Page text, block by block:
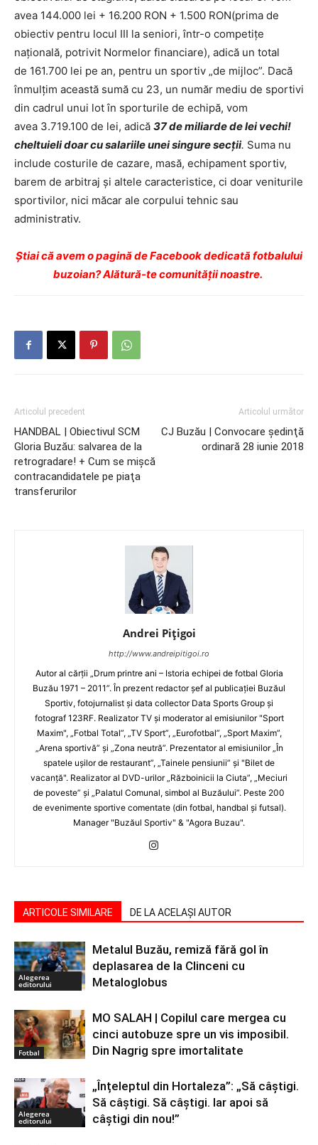
avea 144.000 lei + 16.200 RON + 1.500 RON(prima de
obiectiv pentru locul III la seniori, într-o competiţe
naţională, potrivit Normelor financiare), adică un total
de 161.700 lei pe an, pentru un sportiv „de mijloc”. Dacă
înmulţim această sumă cu 23, un număr mediu de sportivi
din cadrul unui lot în sporturile de echipă, vom
avea 3.719.100 de lei, adică 37 de miliarde de lei vechi!
cheltuieli doar cu salariile unei singure secţii. Suma nu
include costurile de cazare, masă, echipament sportiv,
barem de arbitraj şi altele caracteristice, ci doar veniturile
sportivilor, nici măcar ale corpului tehnic sau
administrativ.
Ştiai că avem o pagină de Facebook dedicată fotbalului
buzoian? Alătură-te comunității noastre.
Articolul precedent
HANDBAL | Obiectivul SCM
Gloria Buzău: salvarea de la
retrogradare! + Cum se mişcă
contracandidatele pe piaţa
transferurilor
Articolul următor
CJ Buzău | Convocare şedinţă
ordinară 28 iunie 2018
Andrei Pițigoi
http://www.andreipitigoi.ro
Autor al cărţii „Drum printre ani – Istoria echipei de fotbal Gloria
Buzău 1971 – 2011”. În prezent redactor şef al publicaţiei Buzăul
Sportiv, fotojurnalist şi data collector Data Sports Group şi
fotograf 123RF. Realizator TV şi moderator al emisiunilor "Sport
Maxim", „Fotbal Total”, „TV Sport”, „Eurofotbal”, „Sport Maxim”,
„Arena sportivă” şi „Zona neutră”. Prezentator al emisiunilor „În
spatele uşilor de restaurant”, „Tainele pensiunii” şi "Bilet de
vacanţă". Realizator al DVD-urilor „Războinicii la Ciuta”, „Meciuri
de poveste” şi „Palatul Comunal, simbol al Buzăului”. Peste 200
de evenimente sportive comentate (din fotbal, handbal şi futsal).
Manager "Buzăul Sportiv" & "Agora Buzau".
ARTICOLE SIMILARE DE LA ACELAȘI AUTOR
Alegerea
editorului
Metalul Buzău, remiză fără gol în
deplasarea de la Clinceni cu
Metaloglobus
Fotbal
MO SALAH | Copilul care mergea cu
cinci autobuze spre un vis imposibil.
Din Nagrig spre imortalitate
Alegerea
editorului
„Înțeleptul din Hortaleza”: „Să câștigi.
Să câștigi. Să câștigi. Iar apoi să
câștigi din nou!”